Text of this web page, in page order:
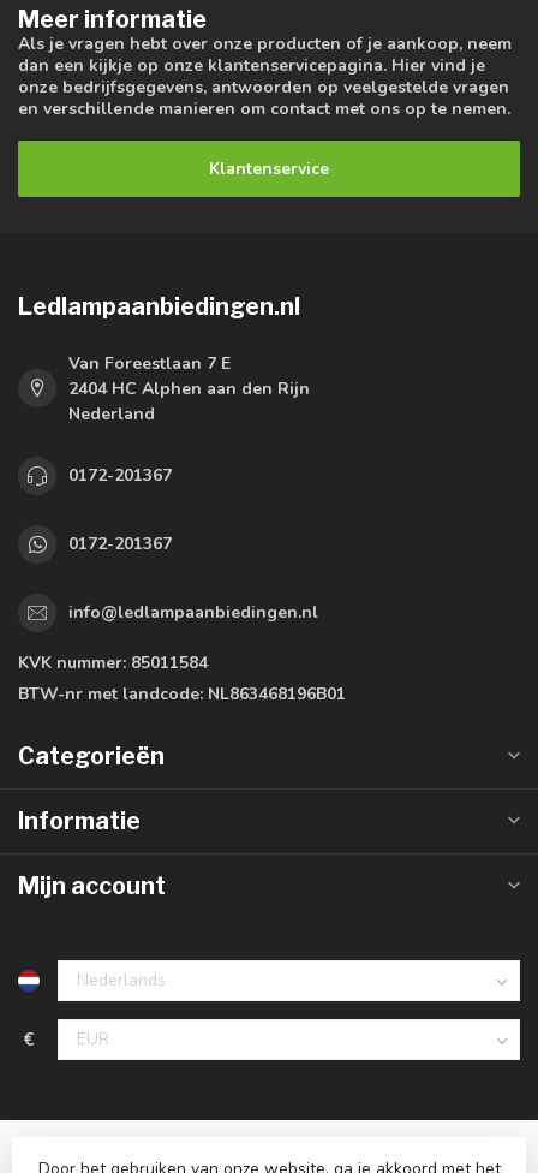
Meer informatie
Als je vragen hebt over onze producten of je aankoop, neem
dan een kijkje op onze klantenservicepagina. Hier vind je
onze bedrijfsgegevens, antwoorden op veelgestelde vragen
en verschillende manieren om contact met ons op te nemen.
Klantenservice
Ledlampaanbiedingen.nl
Van Foreestlaan 7 E
2404 HC Alphen aan den Rijn
Nederland
0172-201367
0172-201367
info@ledlampaanbiedingen.nl
KVK nummer: 85011584
BTW-nr met landcode: NL863468196B01
Categorieën
Informatie
Mijn account
€